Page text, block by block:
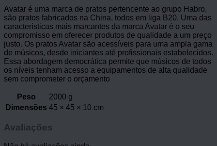
Avatar é uma marca de pratos pertencente ao grupo Habro,
são pratos fabricados na China, todos em liga B20. Uma das
características mais marcantes da marca Avatar é o seu
compromisso em oferecer produtos de qualidade a um preço
justo. Os pratos Avatar são acessíveis para uma ampla gama
de músicos, desde iniciantes até profissionais estabelecidos.
Essa abordagem democrática permite que músicos de todos
os níveis tenham acesso a equipamentos de alta qualidade
sem comprometer o orçamento
Peso
2000 g
Dimensões 45 × 45 × 10 cm
Avaliações